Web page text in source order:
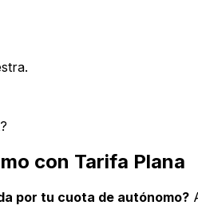
con Tarifa Plana
por tu cuota de autónomo?